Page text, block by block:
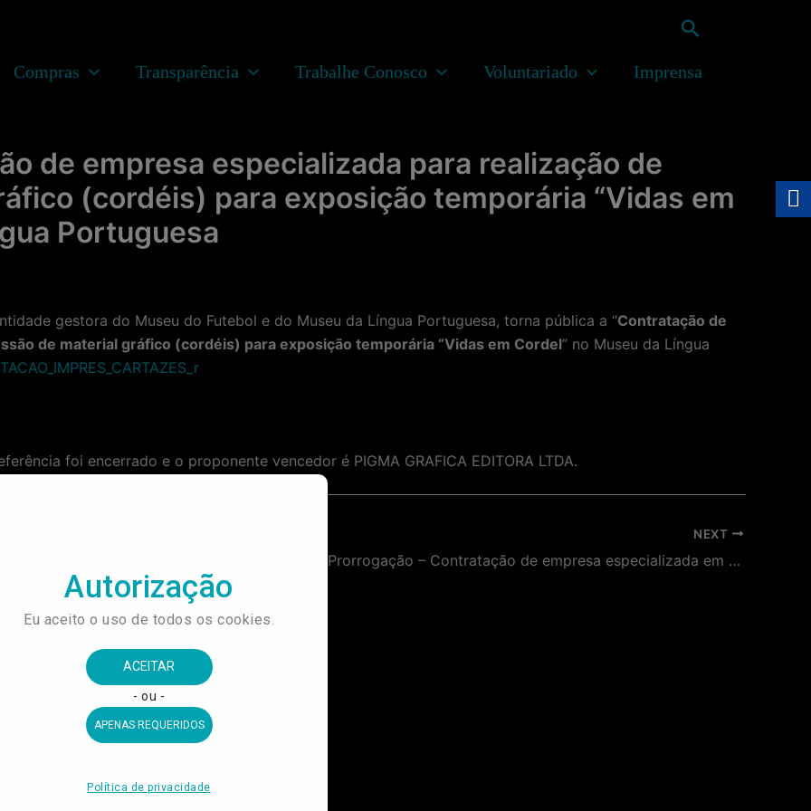
Pesquisar
Compras Transparência Trabalhe Conosco Voluntariado Imprensa
de empresa especializada para realização de
(cordéis) para exposição temporária “Vidas em
Portuguesa
gestora do Museu do Futebol e do Museu da Língua Portuguesa, torna pública a “Contratação de
de material gráfico (cordéis) para exposição temporária “Vidas em Cordel” no Museu da Língua
foi encerrado e o proponente vencedor é PIGMA GRAFICA EDITORA LTDA.
NEXT
Prorrogação – Contratação de empresa especializada em confecção de agasalhos para os colaboradores do Museu da Língua Portuguesa